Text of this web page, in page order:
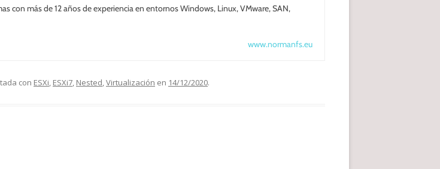
con más de 12 años de experiencia en entornos Windows, Linux, VMware, SAN,
www.normanfs.eu
con ESXi, ESXi7, Nested,Virtualización en 14/12/2020.